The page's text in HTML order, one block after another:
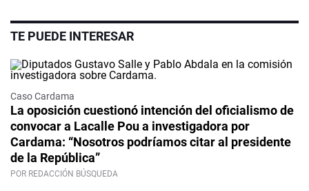
TE PUEDE INTERESAR
Caso Cardama
La oposición cuestionó intención del oficialismo de
convocar a Lacalle Pou a investigadora por
Cardama: “Nosotros podríamos citar al presidente
de la República”
POR REDACCIÓN BÚSQUEDA